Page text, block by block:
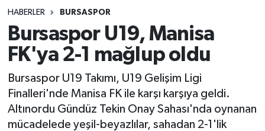
HABERLER BURSASPOR
Bursaspor U19, Manisa
FK'ya 2-1 mağlup oldu
Bursaspor U19 Takımı, U19 Gelişim Ligi
Finalleri'nde Manisa FK ile karşı karşıya geldi.
Altınordu Gündüz Tekin Onay Sahası'nda oynanan
mücadelede yeşil-beyazlılar, sahadan 2-1'lik
Spor
Teknoloji
Yaşam